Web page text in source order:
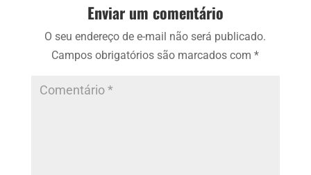
Enviar um comentário
O seu endereço de e-mail não será publicado.
Campos obrigatórios são marcados com*